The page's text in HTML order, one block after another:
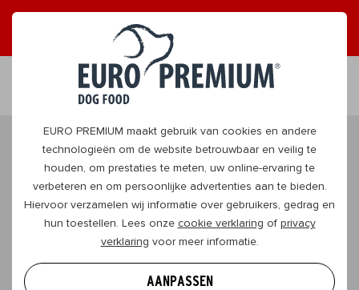
EURO PREMIUM maakt gebruik van cookies en andere
technologieën om de website betrouwbaar en veilig te
houden, om prestaties te meten, uw online-ervaring te
verbeteren en om persoonlijke advertenties aan te bieden.
Hiervoor verzamelen wij informatie over gebruikers, gedrag en
hun toestellen. Lees onze cookie verklaring of privacy
verklaring voor meer informatie.
AANPASSEN
ONTVANG GRAAG TIPS
NL
DogBlog
Alles wat je moet weten om je hond te geven wat hij
nodig heeft en samen veel plezier te beleven